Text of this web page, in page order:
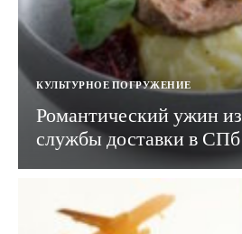
КУЛЬТУРНОЕ ПОГРУЖЕНИЕ
Романтический ужин из
службы доставки в СПб